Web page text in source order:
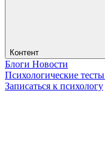
Контент
Блоги Новости
Психологические тесты
Записаться к психологу